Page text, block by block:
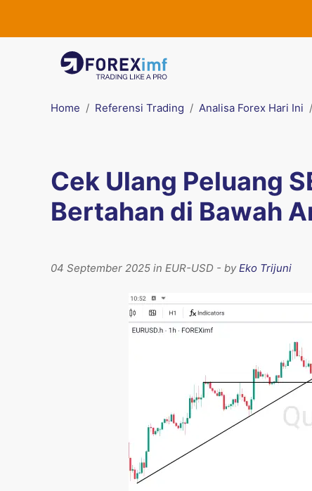
Home Referensi Trading Analisa Forex Hari Ini
Cek Ulang Peluang
Bertahan di Bawah
04 September 2025 in EUR-USD - byEko Trijuni